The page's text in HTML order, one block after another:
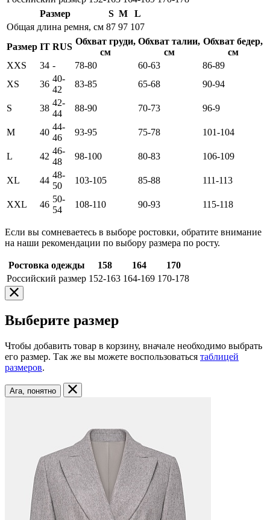
Размер
S M
L
Общая длина ремня, см 87 97 107
Размер IT RUS
Обхват груди,
см
Обхват талии,
см
Обхват бедер,
см
XXS
34 - 78-80 60-63
86-89
XS
36
40-
42
83-85 65-68 90-94
S 38
42-
44
88-90 70-73 96-9
M 40
44-
46
93-95 75-78 101-104
L 42
46-
48
98-100 80-83 106-109
XL 44
48-
50
103-105 85-88 111-113
XXL 46
50-
54
108-110 90-93 115-118
Если вы сомневаетесь в выборе ростовки, обратите внимание
на наши рекомендации по выбору размера по росту.
Ростовка одежды 158 164
170
Российский размер 152-163 164-169 170-178
Выберите размер
Чтобы добавить товар в корзину, вначале необходимо выбрать
его размер. Так же вы можете воспользоваться таблицей
размеров.
Ага, понятно